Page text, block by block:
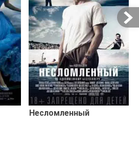
Несломленный